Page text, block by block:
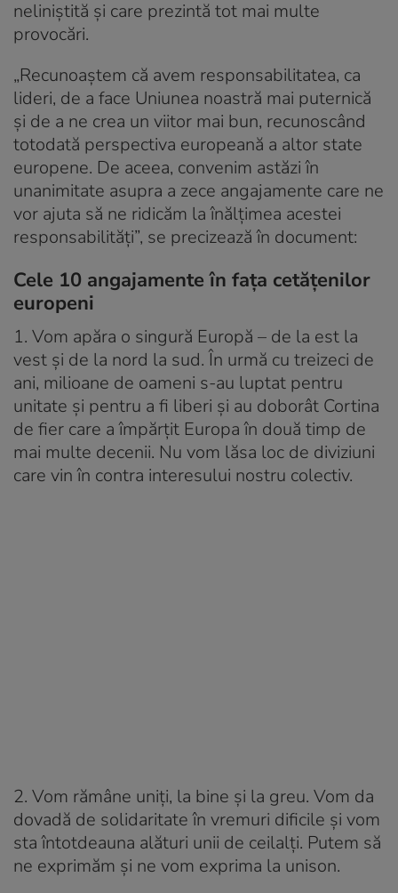
neliniștită și care prezintă tot mai multe
provocări.
„Recunoaștem că avem responsabilitatea, ca
lideri, de a face Uniunea noastră mai puternică
și de a ne crea un viitor mai bun, recunoscând
totodată perspectiva europeană a altor state
europene. De aceea, convenim astăzi în
unanimitate asupra a zece angajamente care ne
vor ajuta să ne ridicăm la înălțimea acestei
responsabilități”, se precizează în document:
Cele 10 angajamente în faţa cetăţenilor
europeni
1. Vom apăra o singură Europă – de la est la
vest și de la nord la sud. În urmă cu treizeci de
ani, milioane de oameni s-au luptat pentru
unitate și pentru a fi liberi și au doborât Cortina
de fier care a împărțit Europa în două timp de
mai multe decenii. Nu vom lăsa loc de diviziuni
care vin în contra interesului nostru colectiv.
2. Vom rămâne uniți, la bine și la greu. Vom da
dovadă de solidaritate în vremuri dificile și vom
sta întotdeauna alături unii de ceilalți. Putem să
ne exprimăm și ne vom exprima la unison.